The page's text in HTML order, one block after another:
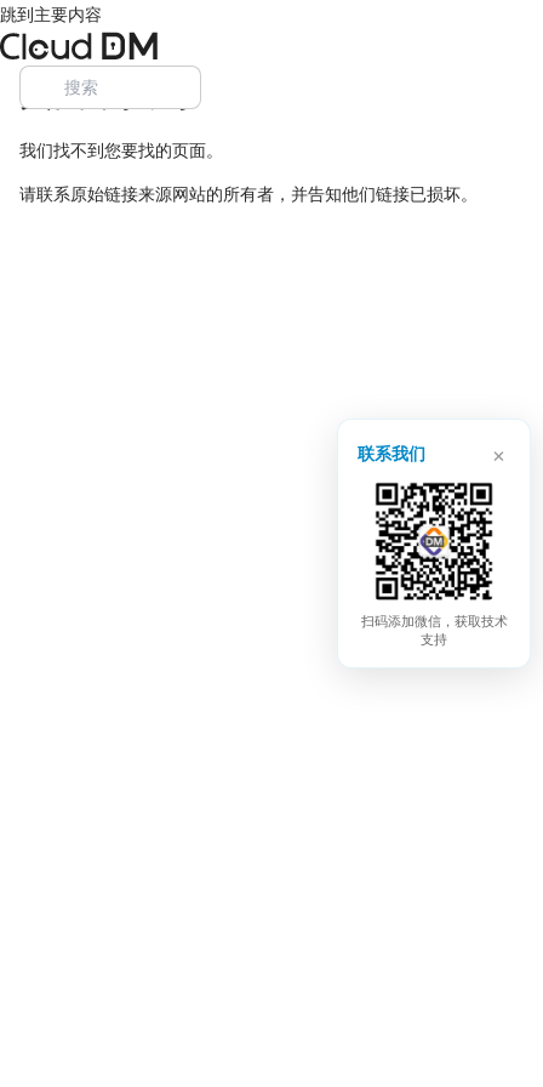
跳到主要内容
页面未找到
我们找不到您要找的页面。
请联系原始链接来源网站的所有者，并告知他们链接已损坏。
联系我们 ×
扫码添加微信，获取技术
支持